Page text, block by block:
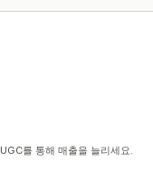
를 통해 매출을 늘리세요.